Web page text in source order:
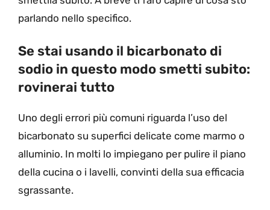
parlando nello specifico.
Se stai usando il bicarbonato di
sodio in questo modo smetti subito:
rovinerai tutto
Uno degli errori più comuni riguarda l’uso del
bicarbonato su superfici delicate come marmo o
alluminio. In molti lo impiegano per pulire il piano
della cucina o i lavelli, convinti della sua efficacia
sgrassante.